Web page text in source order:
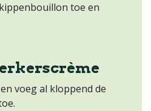
toe en
voeg al kloppend de